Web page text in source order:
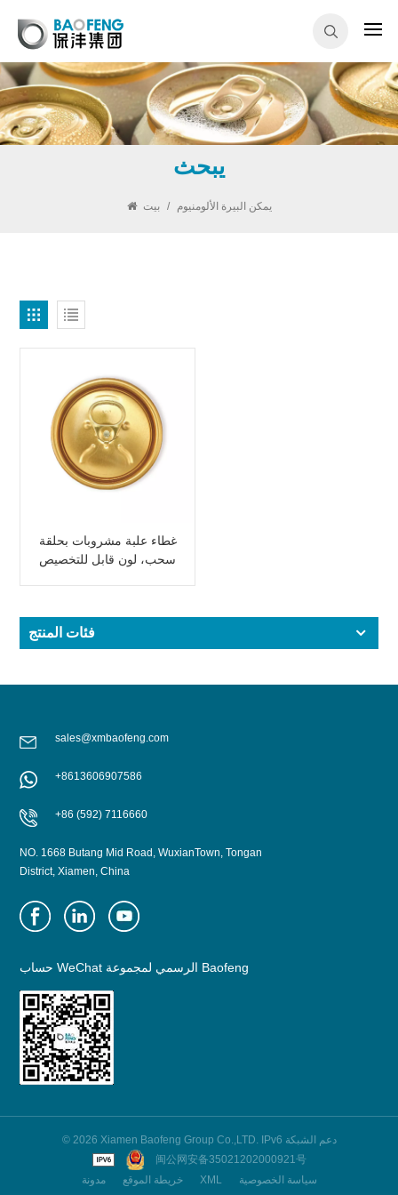
يبحث
بيت / يمكن البيرة الألومنيوم
غطاء علبة مشروبات بحلقة
سحب، لون قابل للتخصيص
فئات المنتج
sales@xmbaofeng.com
+8613606907586
+86 (592) 7116660
NO. 1668 Butang Mid Road, WuxianTown, Tongan
District, Xiamen, China
حساب WeChat الرسمي لمجموعة Baofeng
© 2026 Xiamen Baofeng Group Co.,LTD. IPv6 دعم الشبكة
闽公网安备35021202000921号
مدونة
خريطة الموقع XML سياسة الخصوصية